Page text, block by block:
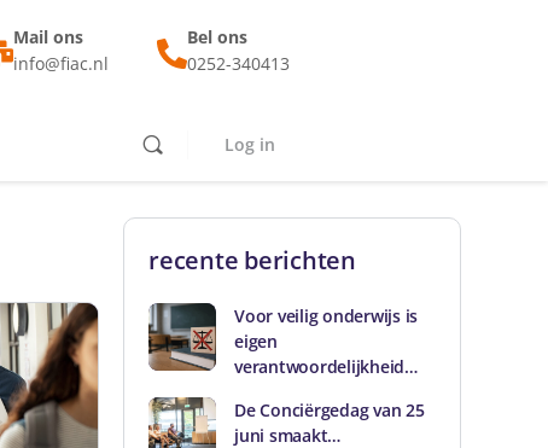
Mail ons
info@fiac.nl
Bel ons
0252-340413
Log in
recente berichten
Voor veilig onderwijs is
eigen
verantwoordelijkheid…
De Conciërgedag van 25
juni smaakt…